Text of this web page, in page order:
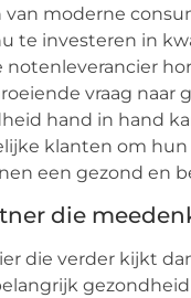
moderne
te investeren in
vraag naar
hand in hand
klanten om
een gezond en
die
die verder kijkt